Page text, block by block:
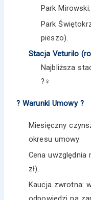
Park Mirowski:
Park
pieszo).
Stacja Veturilo
Najbliższa
?‍♀️
? Warunki Umowy ?
Miesięczny
okresu umowy
Cena uwzględnia
zł).
Kaucja zwrotna: